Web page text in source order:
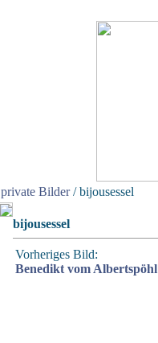
private Bilder/ bijousessel
bijousessel
Vorheriges Bild:
Benedikt vom Albertspöhl